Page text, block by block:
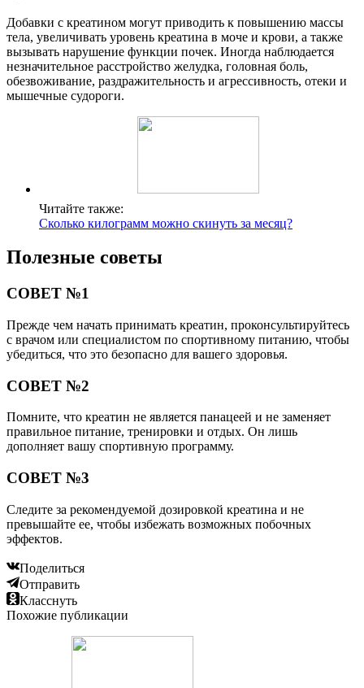
Добавки с креатином могут приводить к повышению массы
тела, увеличивать уровень креатина в моче и крови, а также
вызывать нарушение функции почек. Иногда наблюдается
незначительное расстройство желудка, головная боль,
обезвоживание, раздражительность и агрессивность, отеки и
мышечные судороги.
Читайте также:
Сколько килограмм можно скинуть за месяц?
Полезные советы
СОВЕТ №1
Прежде чем начать принимать креатин, проконсультируйтесь
с врачом или специалистом по спортивному питанию, чтобы
убедиться, что это безопасно для вашего здоровья.
СОВЕТ №2
Помните, что креатин не является панацеей и не заменяет
правильное питание, тренировки и отдых. Он лишь
дополняет вашу спортивную программу.
СОВЕТ №3
Следите за рекомендуемой дозировкой креатина и не
превышайте ее, чтобы избежать возможных побочных
эффектов.
Поделиться
Отправить
Класснуть
Похожие публикации